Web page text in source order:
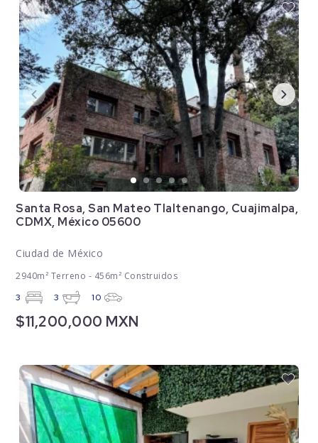
Santa Rosa, San Mateo Tlaltenango, Cuajimalpa,
CDMX, México 05600
Ciudad de México
2940m² Terreno - 456m² Construidos
3 3 10
$11,200,000 MXN